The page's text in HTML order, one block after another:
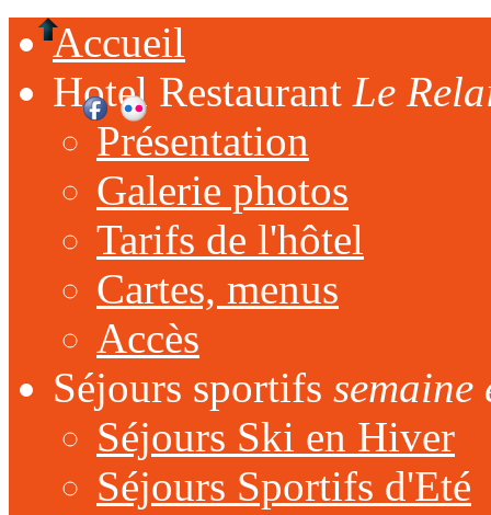
Accueil
Hotel Restaurant Le
Présentation
Galerie photos
Tarifs de l'hôtel
Cartes, menus
Accès
Séjours sportifs semaine
Séjours Ski en Hiver
Séjours Sportifs d'Eté